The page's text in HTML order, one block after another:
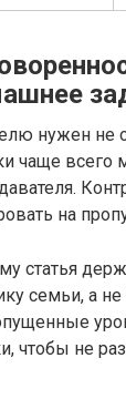
нужен не
чаще всего
на
статья
семьи, а
чтобы не